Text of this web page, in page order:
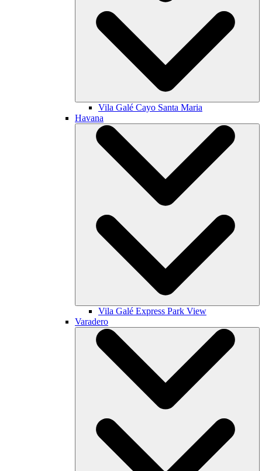
Vila Galé Cayo Santa Maria
Havana
Vila Galé Express Park View
Varadero